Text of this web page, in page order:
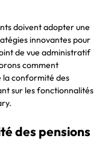
doivent adopter une
innovantes pour
de vue administratif
comment
conformité des
sur les fonctionnalités
des pensions